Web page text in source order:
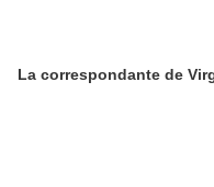
La correspondante de